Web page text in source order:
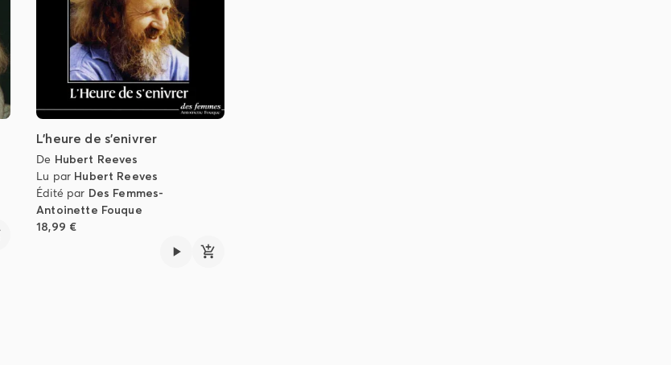
L'heure de s'enivrer
De Hubert Reeves
Lu par Hubert Reeves
Édité par Des Femmes-
Antoinette Fouque
18,99 €